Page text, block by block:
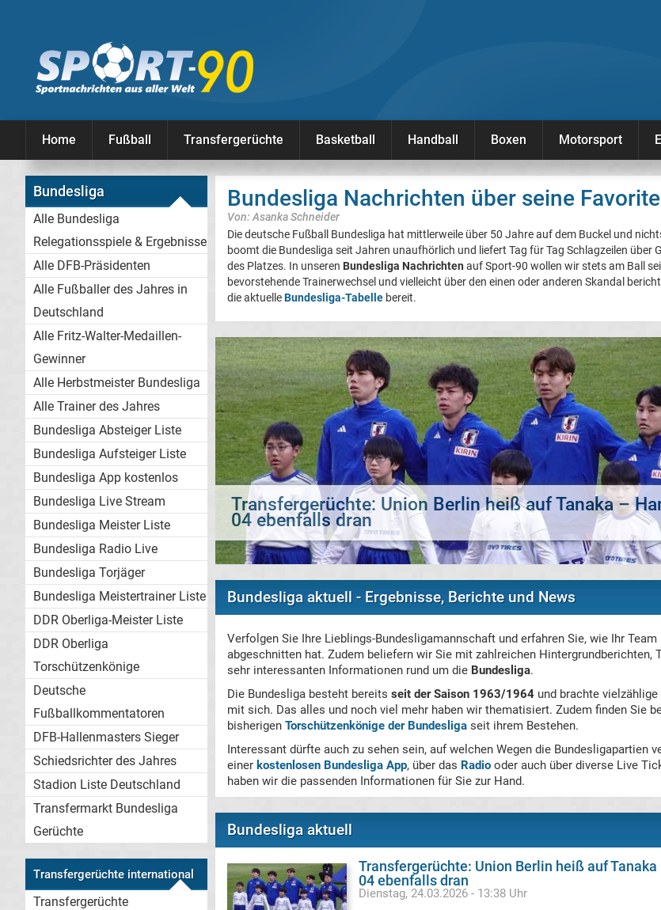
Home Fußball Transfergerüchte Basketball Handball Boxen Motorsport
Bundesliga
Alle Bundesliga
Relegationsspiele & Ergebnisse
Alle DFB-Präsidenten
Alle Fußballer des Jahres in
Deutschland
Alle Fritz-Walter-Medaillen-
Gewinner
Alle Herbstmeister Bundesliga
Alle Trainer des Jahres
Bundesliga Absteiger Liste
Bundesliga Aufsteiger Liste
Bundesliga App kostenlos
Bundesliga Live Stream
Bundesliga Meister Liste
Bundesliga Radio Live
Bundesliga Torjäger
Bundesliga Meistertrainer Liste
DDR Oberliga-Meister Liste
DDR Oberliga
Torschützenkönige
Deutsche
Fußballkommentatoren
DFB-Hallenmasters Sieger
Schiedsrichter des Jahres
Stadion Liste Deutschland
Transfermarkt Bundesliga
Gerüchte
Transfergerüchte international
Transfergerüchte
Bundesliga Nachrichten über seine
Von: Asanka Schneider
Die deutsche Fußball Bundesliga hat mittlerweile über 50 Jahre auf dem Buckel und
boomt die Bundesliga seit Jahren unaufhörlich und liefert Tag für Tag Schlagzeilen über
des Platzes. In unseren Bundesliga Nachrichten auf Sport-90 wollen wir stets am Ball
bevorstehende Trainerwechsel und vielleicht über den einen oder anderen Skandal
die aktuelleBundesliga-Tabelle bereit.
Transfergerüchte: Bayer Leverkusen an Boca-
Bundesliga aktuell - Ergebnisse, Berichte und News
Verfolgen Sie Ihre Lieblings-Bundesligamannschaft und erfahren Sie, wie Ihr
abgeschnitten hat. Zudem beliefern wir Sie mit zahlreichen Hintergrundberichten,
sehr interessanten Informationen rund um die Bundesliga.
Die Bundesliga besteht bereits seit der Saison 1963/1964 und brachte
mit sich. Das alles und noch viel mehr haben wir thematisiert. Zudem finden Sie
bisherigen Torschützenkönige der Bundesliga seit ihrem Bestehen.
Interessant dürfte auch zu sehen sein, auf welchen Wegen die Bundesligapartien
einer kostenlosen Bundesliga App, über das Radio oder auch über diverse Live
haben wir die passenden Informationen für Sie zur Hand.
Bundesliga aktuell
Transfergerüchte: Union Berlin heiß auf
04 ebenfalls dran
Dienstag, 24.03.2026 - 13:38 Uhr